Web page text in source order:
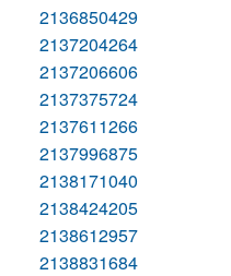
2136850429
2137204264
2137206606
2137375724
2137611266
2137996875
2138171040
2138424205
2138612957
2138831684